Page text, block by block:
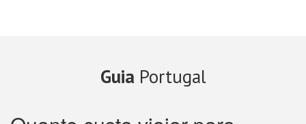
Guia Portugal